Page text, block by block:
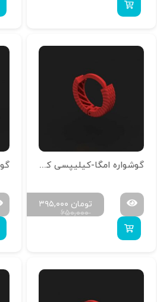
گوشواره امگا-کیلیپسی کد g-n-16
۶۵۰,۰۰۰
۳۹۵,۰۰۰ تومان